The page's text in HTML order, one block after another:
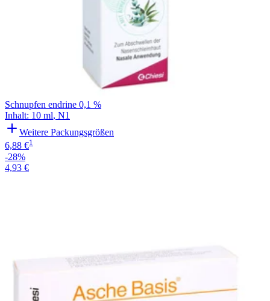
Schnupfen endrine 0,1 %
Inhalt: 10 ml, N1
Weitere Packungsgrößen
6,88 €1
-28%
4,93 €